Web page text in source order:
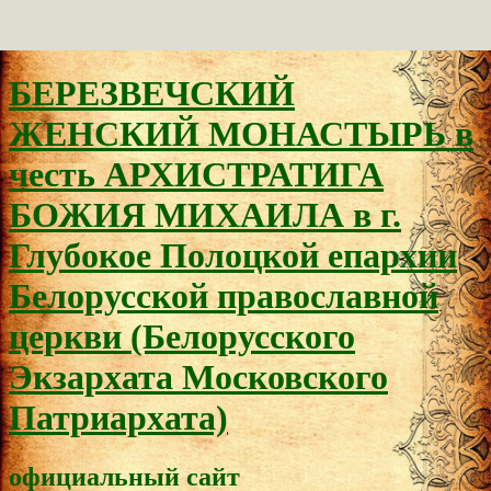
БЕРЕЗВЕЧСКИЙ
ЖЕНСКИЙ МОНАСТЫРЬ в
честь АРХИСТРАТИГА
БОЖИЯ МИХАИЛА в г.
Глубокое Полоцкой епархии
Белорусской православной
церкви (Белорусского
Экзархата Московского
Патриархата)
официальный сайт